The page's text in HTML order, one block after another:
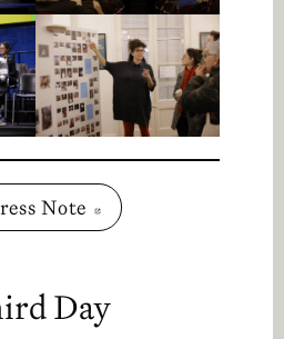
Note Abre en nueva
Day